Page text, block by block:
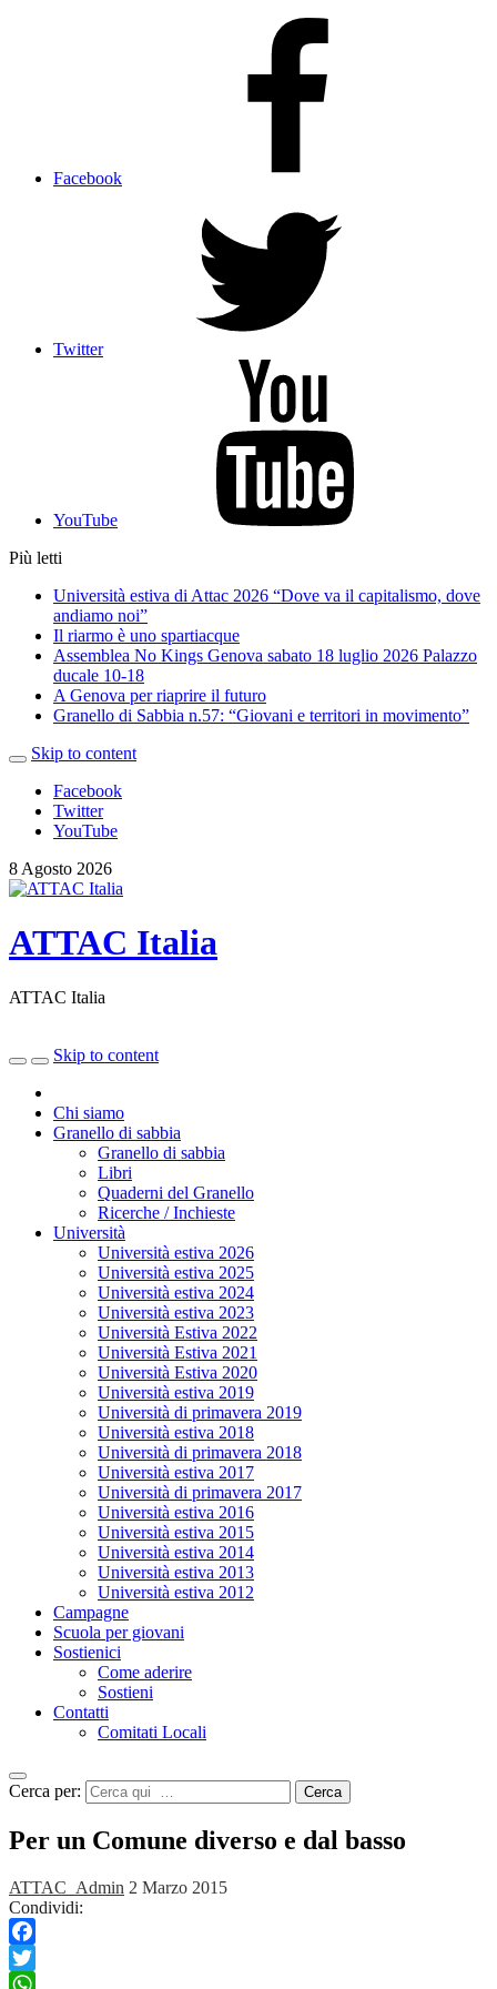
Facebook
Twitter
YouTube
Più letti
Università estiva di Attac 2026 “Dove va il capitalismo, dove
andiamo noi”
Il riarmo è uno spartiacque
Assemblea No Kings Genova sabato 18 luglio 2026 Palazzo
ducale 10-18
A Genova per riaprire il futuro
Granello di Sabbia n.57: “Giovani e territori in movimento”
Skip to content
Facebook
Twitter
YouTube
8 Agosto 2026
ATTAC Italia
ATTAC Italia
Skip to content
Chi siamo
Granello di sabbia
Granello di sabbia
Libri
Quaderni del Granello
Ricerche / Inchieste
Università
Università estiva 2026
Università estiva 2025
Università estiva 2024
Università estiva 2023
Università Estiva 2022
Università Estiva 2021
Università Estiva 2020
Università estiva 2019
Università di primavera 2019
Università estiva 2018
Università di primavera 2018
Università estiva 2017
Università di primavera 2017
Università estiva 2016
Università estiva 2015
Università estiva 2014
Università estiva 2013
Università estiva 2012
Campagne
Scuola per giovani
Sostienici
Come aderire
Sostieni
Contatti
Comitati Locali
Cerca per: Cerca
Per un Comune diverso e dal basso
ATTAC_Admin 2 Marzo 2015
Condividi:
Facebook
Twitter